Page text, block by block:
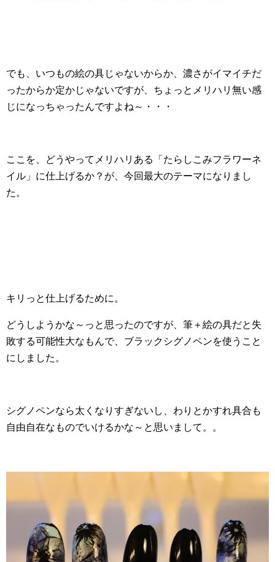
でも、いつもの絵の具じゃないからか、濃さがイマイチだ
ったからか定かじゃないですが、ちょっとメリハリ無い感
じになっちゃったんですよね～・・・
ここを、どうやってメリハリある「たらしこみフラワーネ
イル」に仕上げるか？が、今回最大のテーマになりまし
た。
キリっと仕上げるために。
どうしようかな～っと思ったのですが、筆＋絵の具だと失
敗する可能性大なもんで、ブラックシグノペンを使うこと
にしました。
シグノペンなら太くなりすぎないし、わりとかすれ具合も
自由自在なものでいけるかな～と思いまして。。